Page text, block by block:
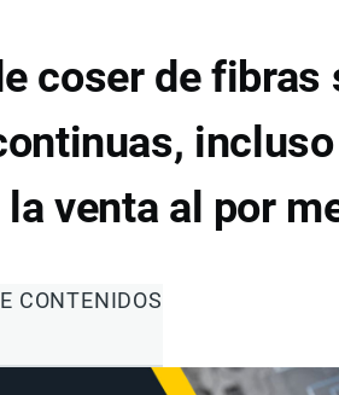
coser de
la venta al por
CONTENIDOS